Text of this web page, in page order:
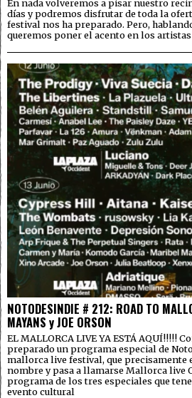
En nada volveremos a pisar nuestro
días y podremos disfrutar de toda la
festival nos ha preparado. Pero,
queremos poner el acento en los artistas
NOTODESINDIE # 212: ROAD TO
MAYANS y JOE ORSON
EL MALLORCA LIVE YA ESTÁ AQUÍ!!!!!
preparado un programa especial de
mallorca live festival, que precisamente
nombre y pasa a llamarse Mallorca live
programa de los tres especiales que
evento cultural